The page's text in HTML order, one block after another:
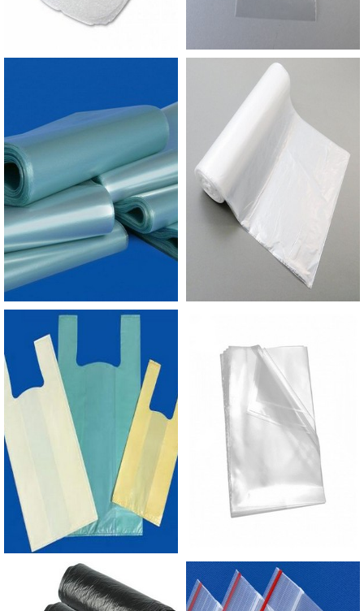
convencionais que podem levar até 100 anos
para se decompor.Além disso, a empresa conta
com os melhores profissionais do mercado,
fazendo, assim, produtos de alta qualidade e
eficiência. Com isso, a empresa consegue
capacitar e oferecer as melhores condições para
todos os clientes e colaboradores, por exemplo:
Melhor custo benefício; Segurança e praticidade;
Alta qualidade e eficiência.ALTA EFICIÊNCIA EM
SACO PLÁSTICO DE PP PERSONALIZADOA
Empório do Plástico passou a contratar a
produção com fábricas ainda mais modernas e
custos reduzidos. Aumentando, assim, o mix de
sacos a pronta entrega e venda fracionada, até
informações, basta solicitar um orçamento. .